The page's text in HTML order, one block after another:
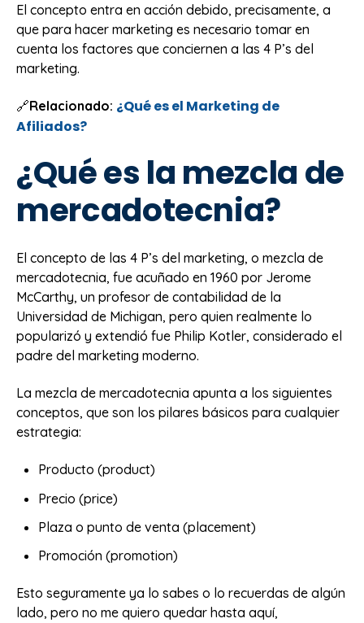
El concepto entra en acción debido, precisamente, a
que para hacer marketing es necesario tomar en
cuenta los factores que conciernen a las 4 P’s del
marketing.
🔗Relacionado: ¿Qué es el Marketing de
Afiliados?
¿Qué es la mezcla de
mercadotecnia?
El concepto de las 4 P’s del marketing, o mezcla de
mercadotecnia, fue acuñado en 1960 por Jerome
McCarthy, un profesor de contabilidad de la
Universidad de Michigan, pero quien realmente lo
popularizó y extendió fue Philip Kotler, considerado el
padre del marketing moderno.
La mezcla de mercadotecnia apunta a los siguientes
conceptos, que son los pilares básicos para cualquier
estrategia:
Producto (product)
Precio (price)
Plaza o punto de venta (placement)
Promoción (promotion)
Esto seguramente ya lo sabes o lo recuerdas de algún
lado, pero no me quiero quedar hasta aquí,